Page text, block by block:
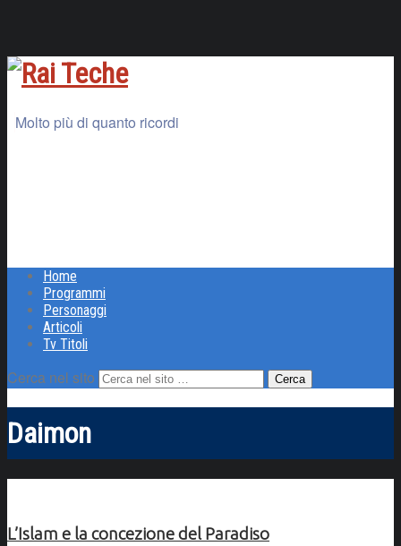
Molto più di quanto ricordi
Home
Programmi
Personaggi
Articoli
Tv Titoli
Cerca nel sito
Daimon
L’Islam e la concezione del Paradiso